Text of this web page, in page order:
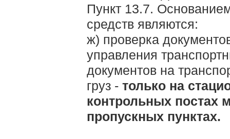
Пункт 13.7.
средств являются:
ж) проверка
управления
документов на
груз - только на
контрольных постах
пропускных пунктах.